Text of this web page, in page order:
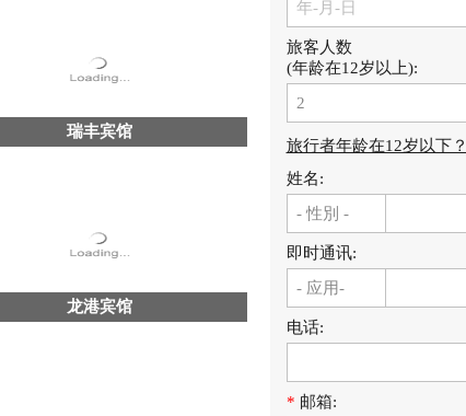
瑞丰宾馆
龙港宾馆
旅客人数
(年龄在12岁以上):
旅行者年龄在12岁以下？
姓名:
即时通讯:
电话:
* 邮箱: